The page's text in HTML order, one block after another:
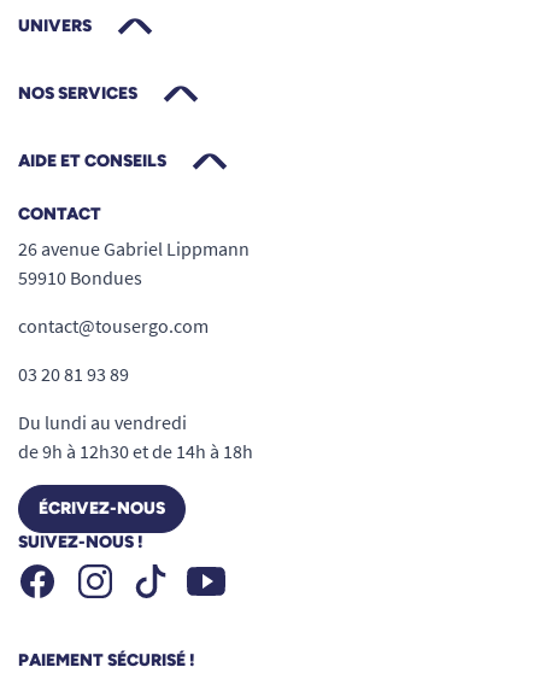
UNIVERS
NOS SERVICES
AIDE ET CONSEILS
CONTACT
26 avenue Gabriel Lippmann
59910 Bondues
contact@tousergo.com
03 20 81 93 89
Du lundi au vendredi
de 9h à 12h30 et de 14h à 18h
ÉCRIVEZ-NOUS
SUIVEZ-NOUS !
FacebookInstagramTiktok Youtube
PAIEMENT SÉCURISÉ !